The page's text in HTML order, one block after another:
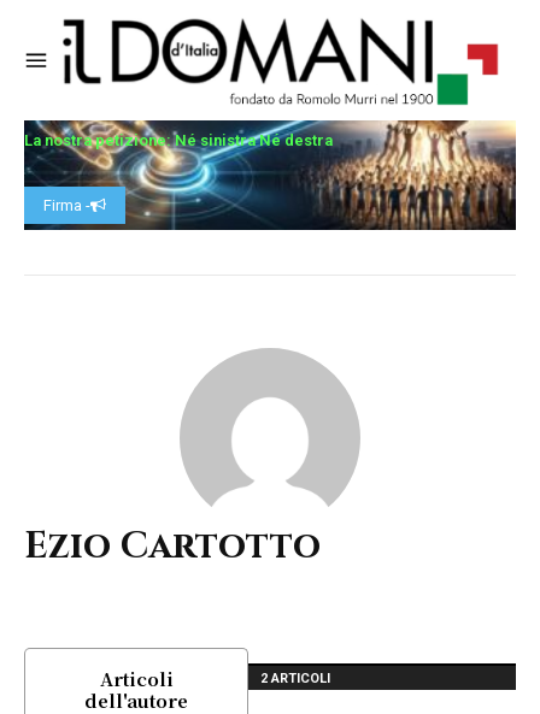
La nostra petizione: Né sinistra Né destra
Firma -
Ezio Cartotto
Articoli
dell'autore
2 ARTICOLI